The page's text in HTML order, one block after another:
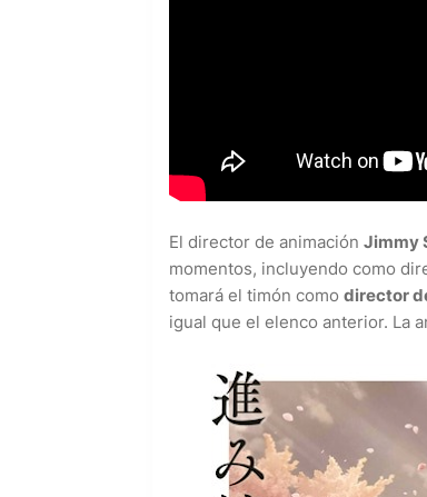
El director de animación Jimmy
momentos, incluyendo como
tomará el timón como director
igual que el elenco anterior. La